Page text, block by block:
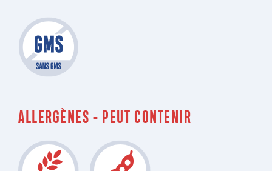
ALLERGÈNES - PEUT CONTENIR